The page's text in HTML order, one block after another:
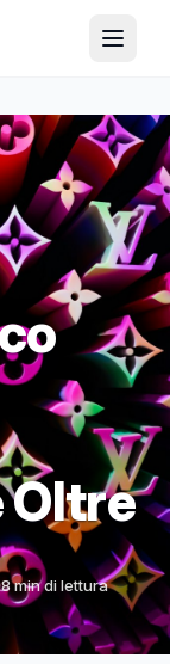
Oltre
8 min di lettura